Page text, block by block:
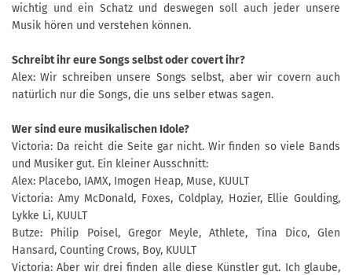
wichtig und ein Schatz und deswegen soll auch jeder unsere
Musik hören und verstehen können.
Schreibt ihr eure Songs selbst oder covert ihr?
Alex: Wir schreiben unsere Songs selbst, aber wir covern auch
natürlich nur die Songs, die uns selber etwas sagen.
Wer sind eure musikalischen Idole?
Victoria: Da reicht die Seite gar nicht. Wir finden so viele Bands
und Musiker gut. Ein kleiner Ausschnitt:
Alex: Placebo, IAMX, Imogen Heap, Muse, KUULT
Victoria: Amy McDonald, Foxes, Coldplay, Hozier, Ellie Goulding,
Lykke Li, KUULT
Butze: Philip Poisel, Gregor Meyle, Athlete, Tina Dico, Glen
Hansard, Counting Crows, Boy, KUULT
Victoria: Aber wir drei finden alle diese Künstler gut. Ich glaube,